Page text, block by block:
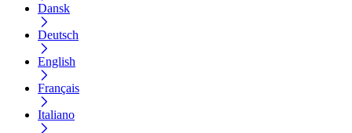
Dansk
Deutsch
English
Français
Italiano